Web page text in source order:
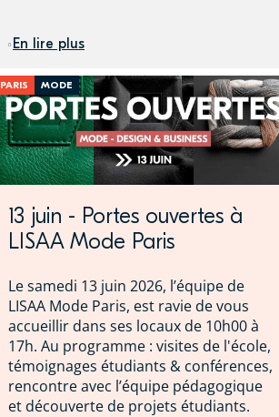
En lire plus
PARIS MODE
13 juin - Portes ouvertes à
LISAA Mode Paris
Le samedi 13 juin 2026, l’équipe de
LISAA Mode Paris, est ravie de vous
accueillir dans ses locaux de 10h00 à
17h. Au programme : visites de l'école,
témoignages étudiants & conférences,
rencontre avec l’équipe pédagogique
et découverte de projets étudiants.